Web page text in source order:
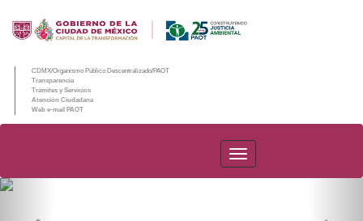
CDMX/Organismo Público Descentralizado/PAOT
Transparencia
Trámites y Servicios
Atención Ciudadana
Web e-mail PAOT
PAOT